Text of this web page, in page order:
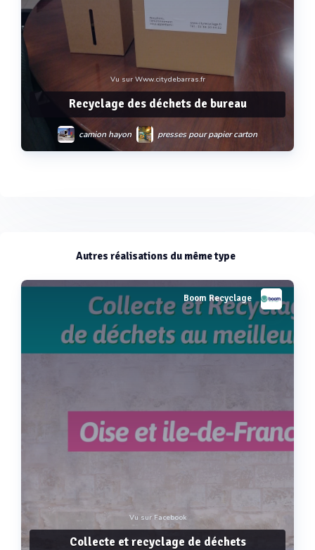
Vu sur Www.citydebarras.fr
Recyclage des déchets de bureau
camion hayon presses pour papier carton
Autres réalisations du même type
Boom Recyclage
Vu sur Facebook
Collecte et recyclage de déchets